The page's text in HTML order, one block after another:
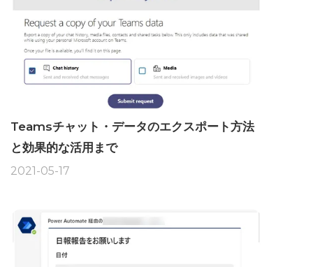
Teamsチャット・データのエクスポート方法
と効果的な活用まで
2021-05-17